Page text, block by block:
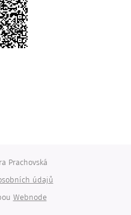
Prachovská
údajů
Webnode